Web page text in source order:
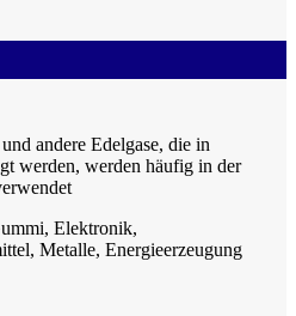
andere Edelgase, die in
werden, werden häufig in der
Elektronik,
Metalle, Energieerzeugung